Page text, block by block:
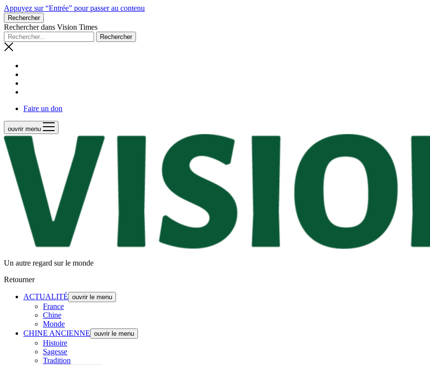
Appuyez sur “Entrée” pour passer au contenu
Rechercher
Rechercher dans Vision Times
Faire un don
ouvrir menu
Un autre regard sur le monde
Retourner
ACTUALITÉ ouvrir le menu
France
Chine
Monde
CHINE ANCIENNE ouvrir le menu
Histoire
Sagesse
Tradition